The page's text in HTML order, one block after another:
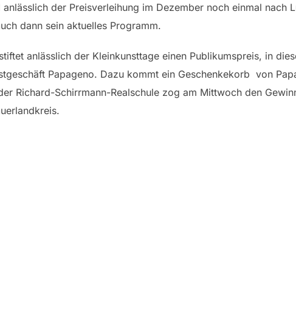
der Preisverleihung im Dezember noch einmal nach
dann sein aktuelles Programm.
anlässlich der Kleinkunsttage einen Publikumspreis, in
Papageno. Dazu kommt ein Geschenkekorb von
Richard-Schirrmann-Realschule zog am Mittwoch den